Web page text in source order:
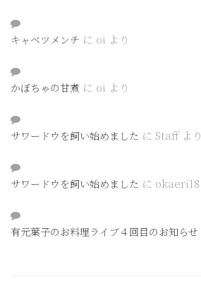
キャベツメンチ に oi より
かぼちゃの甘煮 に oi より
サワードウを飼い始めました に Staffより
サワードウを飼い始めました に okaeri18
有元葉子のお料理ライブ４回目のお知らせ